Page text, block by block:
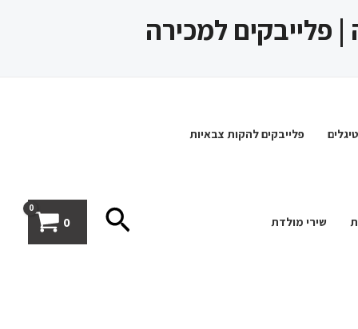
| פלייבקים למכירה
פלייבקים להקות צבאיות
שירי מולדת חיפוש0